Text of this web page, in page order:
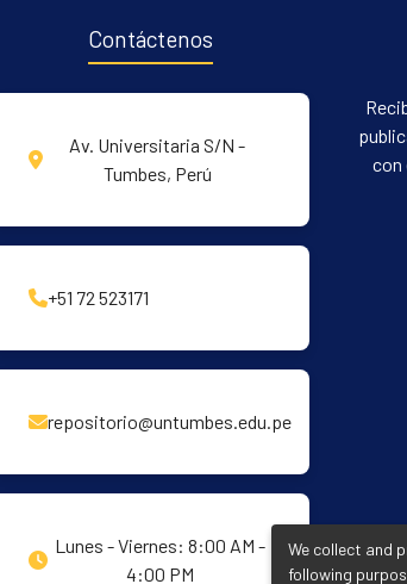
Contáctenos
Av. Universitaria S/N -
Tumbes, Perú
+51 72 523171
repositorio@untumbes.edu.pe
Lunes - Viernes: 8:00 AM -
4:00 PM
con
We collect and
following